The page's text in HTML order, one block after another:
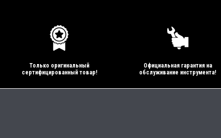
Только оригинальный
сертифицированный товар!
Официальная гарантия на
обслуживание инструмента!